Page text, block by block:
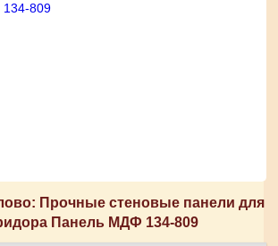
Прочные стеновые панели для
Панель МДФ 134-809